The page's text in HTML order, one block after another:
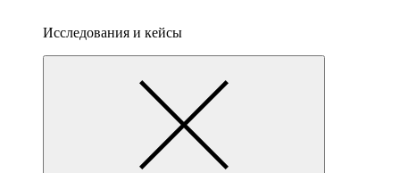
Исследования и кейсы